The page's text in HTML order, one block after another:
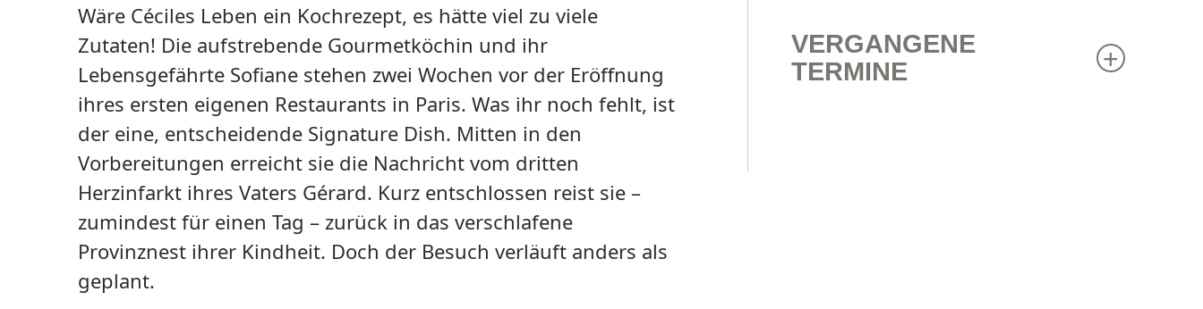
Wäre Céciles Leben ein Kochrezept, es hätte viel zu viele
Zutaten! Die aufstrebende Gourmetköchin und ihr
Lebensgefährte Sofiane stehen zwei Wochen vor der Eröffnung
ihres ersten eigenen Restaurants in Paris. Was ihr noch fehlt, ist
der eine, entscheidende Signature Dish. Mitten in den
Vorbereitungen erreicht sie die Nachricht vom dritten
Herzinfarkt ihres Vaters Gérard. Kurz entschlossen reist sie –
zumindest für einen Tag – zurück in das verschlafene
Provinznest ihrer Kindheit. Doch der Besuch verläuft anders als
geplant.
VERGANGENE
TERMINE